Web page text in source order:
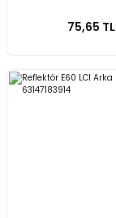
75,65 TL